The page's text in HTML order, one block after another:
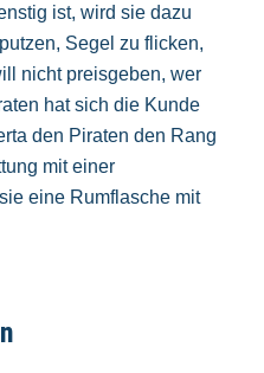
ist, wird sie dazu
Segel zu flicken,
nicht preisgeben, wer
hat sich die Kunde
den Piraten den Rang
mit einer
eine Rumflasche mit